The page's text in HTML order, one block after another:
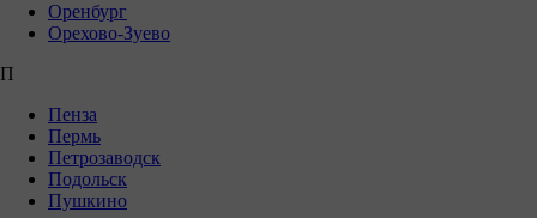
Оренбург
Орехово-Зуево
П
Пенза
Пермь
Петрозаводск
Подольск
Пушкино